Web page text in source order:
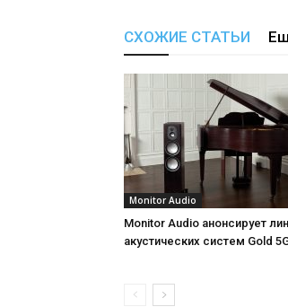
СХОЖИЕ СТАТЬИ
Monitor Audio
Monitor Audio анонсирует
акустических систем Gold